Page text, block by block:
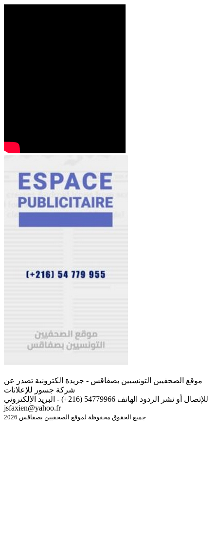
موقع الصحفيين التونسيين بصفاقس - جريدة الكترونية تصدر عن
شركة جسور للإعلانات
للإتصال أو نشر الردود الهاتف 54779966 (216+) - البريد الإلكتروني
jsfaxien@yahoo.fr
جميع الحقوق محفوظة لموقع الصحفيين بصفاقس 2026